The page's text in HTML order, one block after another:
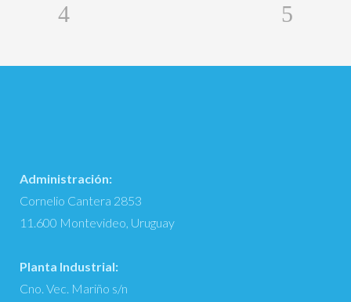
Administración:
Cornelio Cantera 2853
11.600 Montevideo, Uruguay
Planta Industrial:
Cno. Vec. Mariño s/n